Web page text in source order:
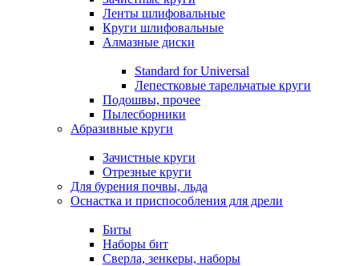
Ленты шлифовальные
Круги шлифовальные
Алмазные диски
Standard for Universal
Лепестковые тарельчатые круги
Подошвы, прочее
Пылесборники
Абразивные круги
Зачистные круги
Отрезные круги
Для бурения почвы, льда
Оснастка и приспособления для дрели
Биты
Наборы бит
Сверла, зенкеры, наборы